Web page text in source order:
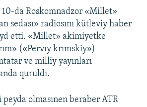
10-da Roskomnadzor «Millet»
sedası» radiosını kütleviy haber
etti. «Millet» akimiyetke
(«Pervıy krımskiy»)
ve milliy yayınları
quruldı.
olmasınen beraber ATR